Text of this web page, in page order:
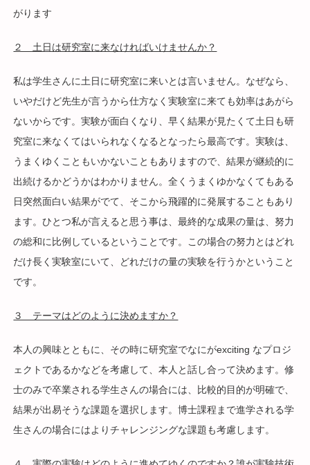
がります
２ 土日は研究室に来なければいけませんか？
私は学生さんに土日に研究室に来いとは言いません。なぜなら、
いやだけど先生が言うから仕方なく実験室に来ても効率はあがら
ないからです。実験が面白くなり、早く結果が見たくて土日も研
究室に来なくてはいられなくなるとなったら最高です。実験は、
うまくゆくこともいかないこともありますので、結果が継続的に
出続けるかどうかはわかりません。全くうまくゆかなくてもある
日突然面白い結果がでて、そこから飛躍的に発展することもあり
ます。ひとつ私が言えると思う事は、最終的な成果の量は、努力
の総和に比例しているということです。この場合の努力とはどれ
だけ長く実験室にいて、どれだけの量の実験を行うかということ
です。
３ テーマはどのように決めますか？
本人の興味とともに、その時に研究室でなにがexciting なプロジ
ェクトであるかなどを考慮して、本人と話し合って決めます。修
士のみで卒業される学生さんの場合には、比較的目的が明確で、
結果が出易そうな課題を選択します。博士課程まで進学される学
生さんの場合にはよりチャレンジングな課題も考慮します。